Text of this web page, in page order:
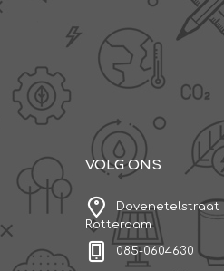
VOLG ONS
Dovenetelstraat
Rotterdam
085-0604630